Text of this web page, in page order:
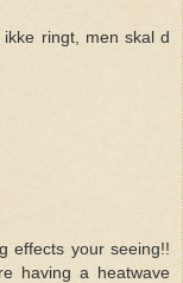
ringt, men skal d
effects your seeing!!
having a heatwave